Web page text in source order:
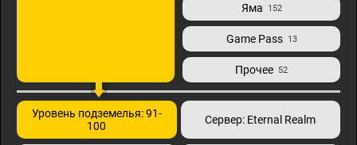
Яма 152
Game Pass 13
Прочее 52
Уровень подземелья: 91-
100
Сервер: Eternal Realm